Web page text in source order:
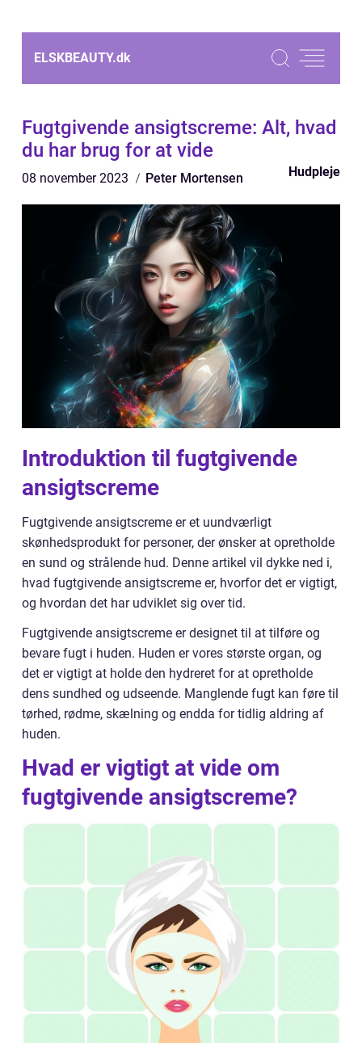
ELSKBEAUTY.dk
Fugtgivende ansigtscreme: Alt, hvad
du har brug for at vide
08 november 2023 Peter Mortensen Hudpleje
Introduktion til fugtgivende
ansigtscreme
Fugtgivende ansigtscreme er et uundværligt
skønhedsprodukt for personer, der ønsker at opretholde
en sund og strålende hud. Denne artikel vil dykke ned i,
hvad fugtgivende ansigtscreme er, hvorfor det er vigtigt,
og hvordan det har udviklet sig over tid.
Fugtgivende ansigtscreme er designet til at tilføre og
bevare fugt i huden. Huden er vores største organ, og
det er vigtigt at holde den hydreret for at opretholde
dens sundhed og udseende. Manglende fugt kan føre til
tørhed, rødme, skælning og endda for tidlig aldring af
huden.
Hvad er vigtigt at vide om
fugtgivende ansigtscreme?